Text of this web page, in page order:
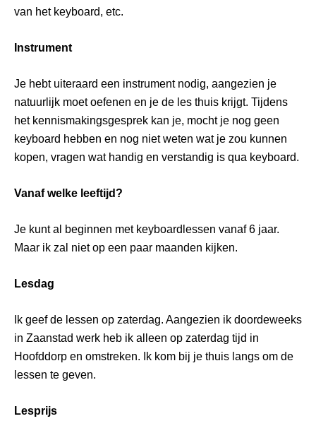
van het keyboard, etc.
Instrument
Je hebt uiteraard een instrument nodig, aangezien je
natuurlijk moet oefenen en je de les thuis krijgt. Tijdens
het kennismakingsgesprek kan je, mocht je nog geen
keyboard hebben en nog niet weten wat je zou kunnen
kopen, vragen wat handig en verstandig is qua keyboard.
Vanaf welke leeftijd?
Je kunt al beginnen met keyboardlessen vanaf 6 jaar.
Maar ik zal niet op een paar maanden kijken.
Lesdag
Ik geef de lessen op zaterdag. Aangezien ik doordeweeks
in Zaanstad werk heb ik alleen op zaterdag tijd in
Hoofddorp en omstreken. Ik kom bij je thuis langs om de
lessen te geven.
Lesprijs